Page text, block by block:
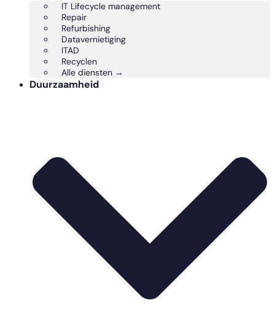
IT Lifecycle management
Repair
Refurbishing
Datavernietiging
ITAD
Recyclen
Alle diensten →
Duurzaamheid